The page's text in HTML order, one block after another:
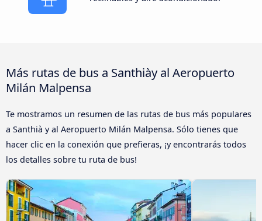
Más rutas de bus a Santhiày al Aeropuerto
Milán Malpensa
Te mostramos un resumen de las rutas de bus más populares
a Santhià y al Aeropuerto Milán Malpensa. Sólo tienes que
hacer clic en la conexión que prefieras, ¡y encontrarás todos
los detalles sobre tu ruta de bus!